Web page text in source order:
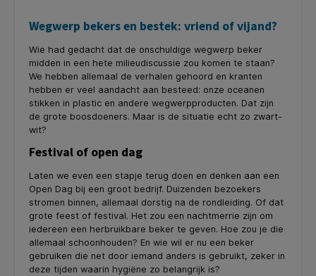
Wegwerp bekers en bestek: vriend of vijand?
Wie had gedacht dat de onschuldige wegwerp beker
midden in een hete milieudiscussie zou komen te staan?
We hebben allemaal de verhalen gehoord en kranten
hebben er veel aandacht aan besteed: onze oceanen
stikken in plastic en andere wegwerpproducten. Dat zijn
de grote boosdoeners. Maar is de situatie echt zo zwart-
wit?
Festival of open dag
Laten we even een stapje terug doen en denken aan een
Open Dag bij een groot bedrijf. Duizenden bezoekers
stromen binnen, allemaal dorstig na de rondleiding. Of dat
grote feest of festival. Het zou een nachtmerrie zijn om
iedereen een herbruikbare beker te geven. Hoe zou je die
allemaal schoonhouden? En wie wil er nu een beker
gebruiken die net door iemand anders is gebruikt, zeker in
deze tijden waarin hygiëne zo belangrijk is?